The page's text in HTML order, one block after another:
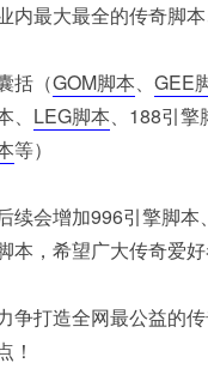
内最大最全的传奇脚
括（GOM脚本、 GEE
、 LEG脚本、188引擎
等）
续会增加996引擎脚本
本，希望广大传奇爱
争打造全网最公益的
！